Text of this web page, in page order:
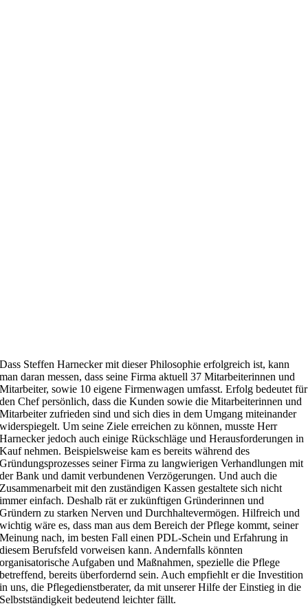
Dass Steffen Harnecker mit dieser Philosophie erfolgreich ist, kann
man daran messen, dass seine Firma aktuell 37 Mitarbeiterinnen und
Mitarbeiter, sowie 10 eigene Firmenwagen umfasst. Erfolg bedeutet für
den Chef persönlich, dass die Kunden sowie die Mitarbeiterinnen und
Mitarbeiter zufrieden sind und sich dies in dem Umgang miteinander
widerspiegelt. Um seine Ziele erreichen zu können, musste Herr
Harnecker jedoch auch einige Rückschläge und Herausforderungen in
Kauf nehmen. Beispielsweise kam es bereits während des
Gründungsprozesses seiner Firma zu langwierigen Verhandlungen mit
der Bank und damit verbundenen Verzögerungen. Und auch die
Zusammenarbeit mit den zuständigen Kassen gestaltete sich nicht
immer einfach. Deshalb rät er zukünftigen Gründerinnen und
Gründern zu starken Nerven und Durchhaltevermögen. Hilfreich und
wichtig wäre es, dass man aus dem Bereich der Pflege kommt, seiner
Meinung nach, im besten Fall einen PDL-Schein und Erfahrung in
diesem Berufsfeld vorweisen kann. Andernfalls könnten
organisatorische Aufgaben und Maßnahmen, spezielle die Pflege
betreffend, bereits überfordernd sein. Auch empfiehlt er die Investition
in uns, die Pflegedienstberater, da mit unserer Hilfe der Einstieg in die
Selbstständigkeit bedeutend leichter fällt.